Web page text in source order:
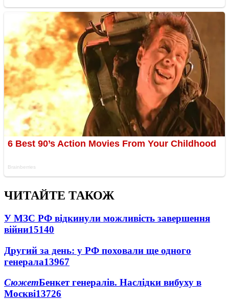
ЧИТАЙТЕ ТАКОЖ
У МЗС РФ відкинули можливість завершення
війни15140
Другий за день: у РФ поховали ще одного
генерала13967
СюжетБенкет генералів. Наслідки вибуху в
Москві13726